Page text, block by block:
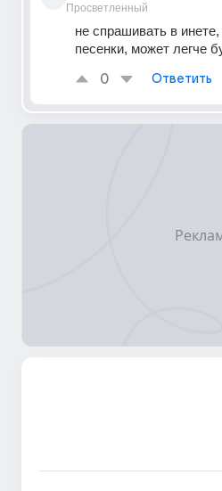
Просветленный
не спрашивать в
песенки, может легче
0 Ответить